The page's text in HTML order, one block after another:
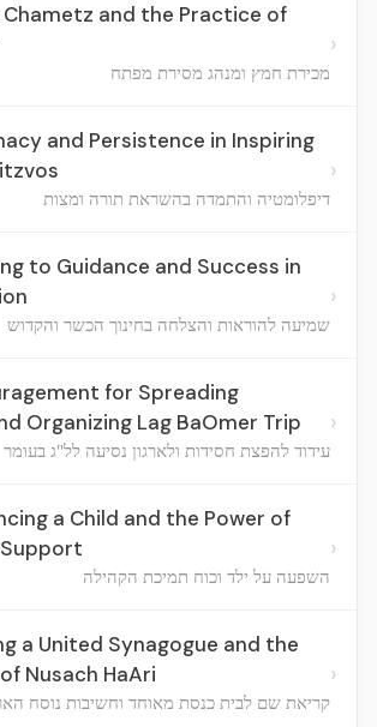
Chametz and the Practice of
מכירת חמץ ומנהג מסירת מפתח
›
and Persistence in Inspiring
דיפלומטיה והתמדה בהשראת תורה ומצות
›
to Guidance and Success in
שמיעה להוראות והצלחה בחינוך הכשר והקדוש
›
for Spreading
Organizing Lag BaOmer Trip
עידוד להפצת חסידות ולארגון נסיעה לל"ג בעומר
›
a Child and the Power of
השפעה על ילד וכוח תמיכת הקהילה
›
a United Synagogue and the
Nusach HaAri
קריאת שם לבית כנסת מאוחד וחשיבות נוסח
›